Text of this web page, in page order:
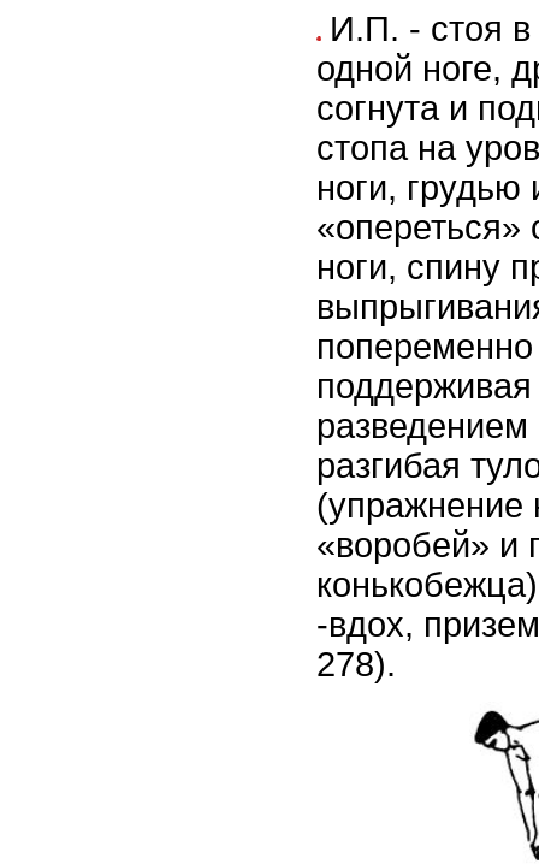
И.П. - стоя в
одной ноге,
согнута и
стопа на
ноги, грудью
«опереться»
ноги, спину
разведением
разгибая
(упражнение
«воробей» и
-вдох,
278).